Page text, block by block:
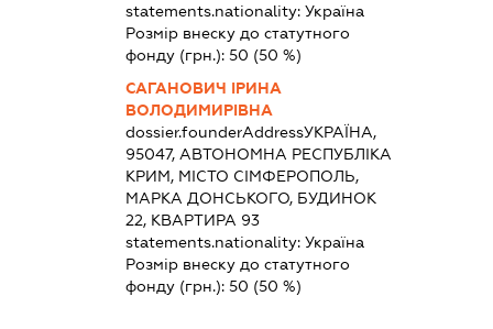
statements.nationality:Україна
Розмір внеску до статутного
фонду (грн.):50 (50 %)
САГАНОВИЧ ІРИНА
ВОЛОДИМИРІВНА
dossier.founderAddressУКРАЇНА,
95047, АВТОНОМНА РЕСПУБЛІКА
КРИМ, МІСТО СІМФЕРОПОЛЬ,
МАРКА ДОНСЬКОГО, БУДИНОК
22, КВАРТИРА 93
statements.nationality:Україна
Розмір внеску до статутного
фонду (грн.):50 (50 %)